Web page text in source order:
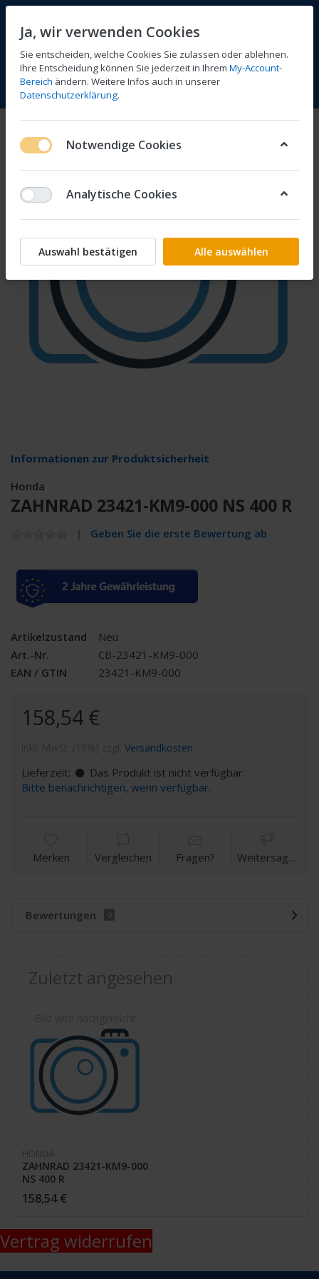
Menü Anmelden Vergleichen Wunschliste
Informationen zur Produktsicherheit
Honda
ZAHNRAD 23421-KM9-000 NS 400 R
Geben Sie die erste Bewertung ab
Artikelzustand
Neu
Art.-Nr.
CB-23421-KM9-000
EAN / GTIN
23421-KM9-000
158,54 €
Versandkosten
Lieferzeit:
Das Produkt ist nicht verfügbar.
Bitte benachrichtigen, wenn verfügbar.
Merken Vergleichen Fragen? Weitersagen
Bewertungen 0
Zuletzt angesehen
HONDA
ZAHNRAD 23421-KM9-000
NS 400 R
158,54 €
Vertrag widerrufen
Ja, wir verwenden Cookies
Sie entscheiden, welche Cookies Sie zulassen oder ablehnen.
Ihre Entscheidung können Sie jederzeit in Ihrem My-Account-
Bereich ändern. Weitere Infos auch in unserer
Datenschutzerklärung.
Notwendige Cookies
Analytische Cookies
Auswahl bestätigen Alle auswählen